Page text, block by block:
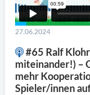
27.06.2024
#65 Ralf
miteinander!) –
mehr
Spieler/innen